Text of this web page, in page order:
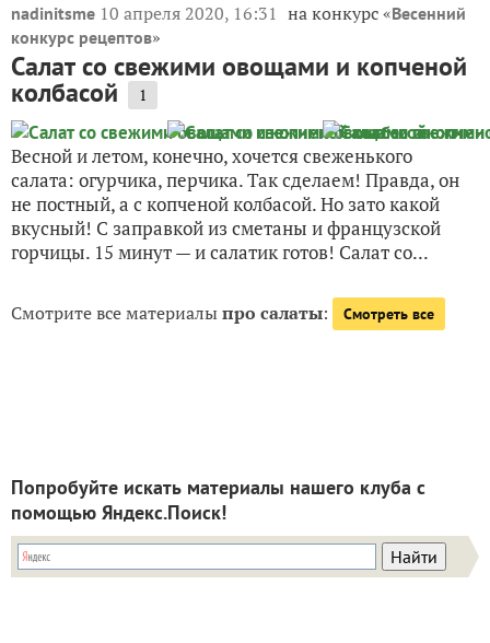
nadinitsme 10 апреля 2020, 16:31 на конкурс «Весенний
конкурс рецептов»
Салат со свежими овощами и копченой
колбасой 1
Весной и летом, конечно, хочется свеженького
салата: огурчика, перчика. Так сделаем! Правда, он
не постный, а с копченой колбасой. Но зато какой
вкусный! С заправкой из сметаны и французской
горчицы. 15 минут — и салатик готов! Салат со...
Смотрите все материалыпро салаты: Смотреть все
Попробуйте искать материалы нашего клуба с
помощью Яндекс.Поиск!